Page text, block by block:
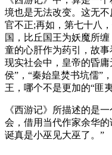
境也是无法改变。这无
官不正;再如，第七十八
国，比丘国王为妖魔所
童的心肝作为药引，故
现实社会中，皇帝的昏
侯”，“秦始皇焚书坑儒”，
王，哪个不是更加的“匪
《西游记》所描述的是
会，借用当代作家余华
诞真是小巫见大巫了。”